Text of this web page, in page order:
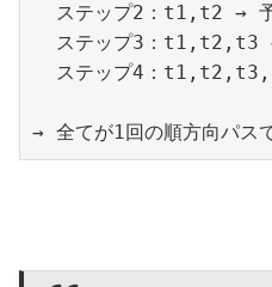
ステップ2：t1,t2 →
ステップ3：t1,t2,t3
ステップ4：
→ 全てが1回の順方向パス